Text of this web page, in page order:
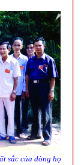
sắc của dòng họ